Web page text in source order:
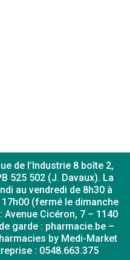
de l’Industrie 8 boîte 2,
525 502 (J. Davaux). La
au vendredi de 8h30 à
(fermé le dimanche
Cicéron, 7 – 1140
garde : pharmacie.be –
by Medi-Market
: 0548.663.375